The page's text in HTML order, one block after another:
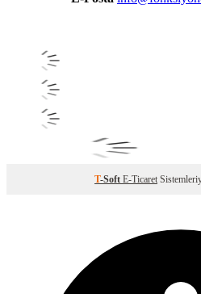
T-Soft E-Ticaret